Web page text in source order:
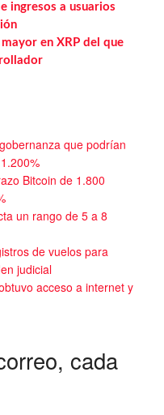
ingresos a usuarios
en XRP del que
que podrían
Bitcoin de 1.800
un rango de 5 a 8
de vuelos para
judicial
acceso a internet y
cada